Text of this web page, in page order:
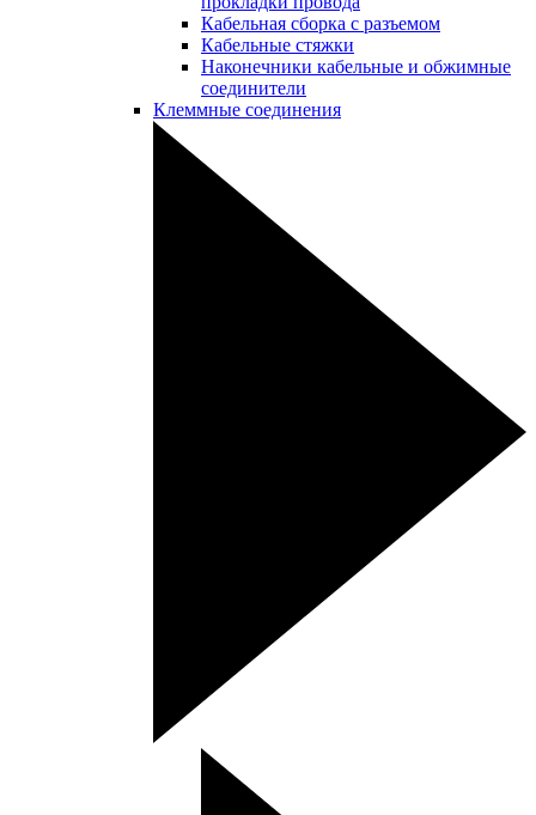
Кабельная сборка с разъемом
Кабельные стяжки
Наконечники кабельные и обжимные
соединители
Клеммные соединения